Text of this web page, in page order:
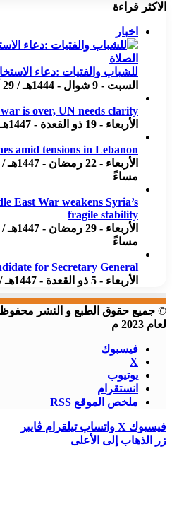
الاكثر قراءة
اخبار
للشباب والفتيات :دعاء
السبت - 9 شوال - 1444هـ / 29 أبريل - 2023م / 8:02 مساءً
is over, UN needs clarity
الأربعاء - 19 ذو القعدة - 1447هـ / 6 مايو - 2026م / 6:26 مساءً
amid tensions in Lebanon
مساءً
East War weakens Syria’s
fragile stability
مساءً
for Secretary General
الأربعاء - 5 ذو القعدة - 1447هـ / 22 أبريل - 2026م / 3:50 مساءً
© جميع حقوق الطبع و النشر
لعام 2023 م
فيسبوك
X
يوتيوب
انستقرام
ملخص الموقع RSS
فيسبوك X واتساب تيلقرام ڤايبر
زر الذهاب إلى الأعلى